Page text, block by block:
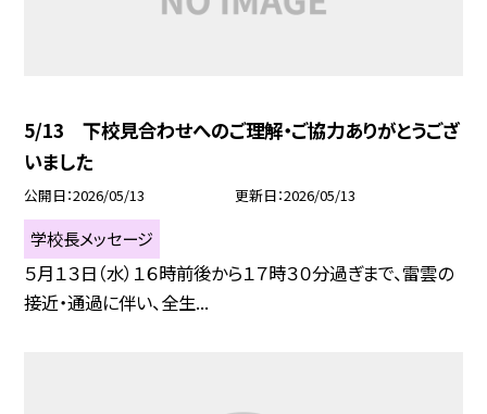
5/13 下校見合わせへのご理解・ご協力ありがとうござ
いました
公開日 2026/05/13 更新日 2026/05/13
学校長メッセージ
５月１３日（水）１６時前後から１７時３０分過ぎまで、雷雲の
接近・通過に伴い、全生...